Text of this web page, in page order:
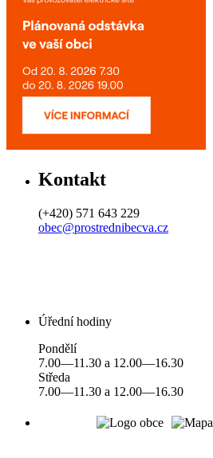
Kontakt
(+420) 571 643 229
obec@prostrednibecva.cz
Úřední hodiny
Pondělí
7.00—11.30 a 12.00—16.30
Středa
7.00—11.30 a 12.00—16.30